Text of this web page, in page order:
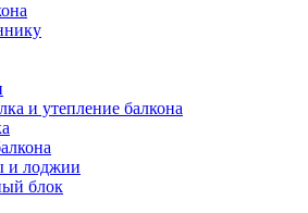
и утепление балкона
и лоджии
блок